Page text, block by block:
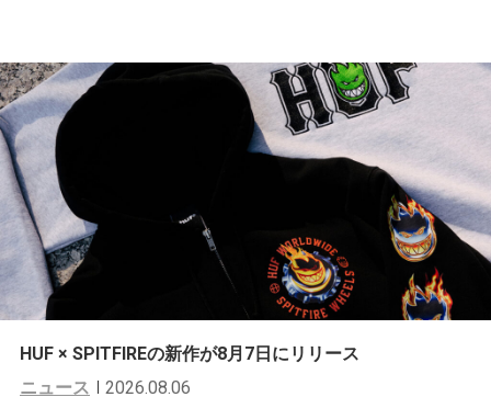
HUF × SPITFIREの新作が8月7日にリリース
ニュース
2026.08.06